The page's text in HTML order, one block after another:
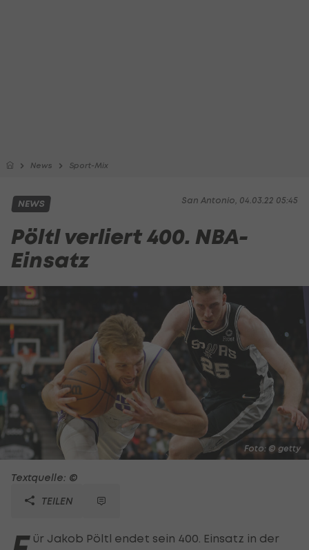
News Sport-Mix
San Antonio, 04.03.22 05:45
NEWS
Pöltl verliert 400. NBA-
Einsatz
Foto: © getty
Textquelle: ©
TEILEN
ür Jakob Pöltl endet sein 400. Einsatz in der